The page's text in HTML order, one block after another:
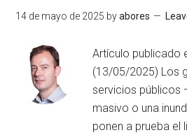
14 de mayo de 2025 byabores
Artículo publicado
(13/05/2025) Los
servicios públicos
masivo o una
ponen a prueba el